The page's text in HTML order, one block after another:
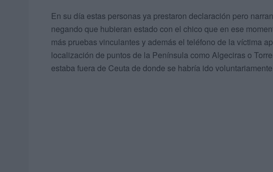
En su día estas personas ya prestaron declaración pero
negando que hubieran estado con el chico que en ese
más pruebas vinculantes y además el teléfono de la víctima
localización de puntos de la Península como Algeciras o
estaba fuera de Ceuta de donde se habría ido